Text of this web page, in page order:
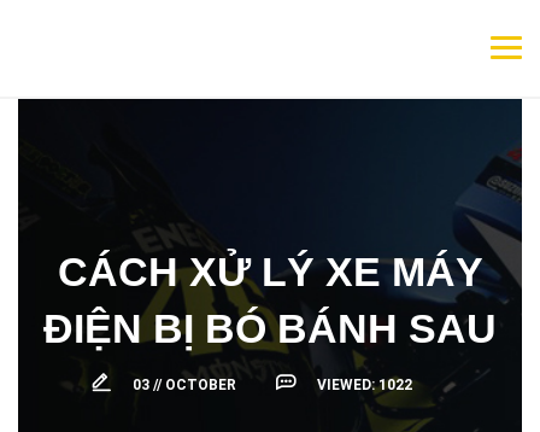
CÁCH XỬ LÝ XE MÁY
ĐIỆN BỊ BÓ BÁNH SAU
03 //OCTOBER VIEWED:1022